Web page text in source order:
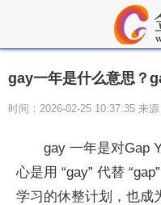
gay一年是什么意思？
时间：2026-02-25 10:37:35 来
gay 一年是对Gap
心是用 “gay” 代替
学习的休整计划，也成